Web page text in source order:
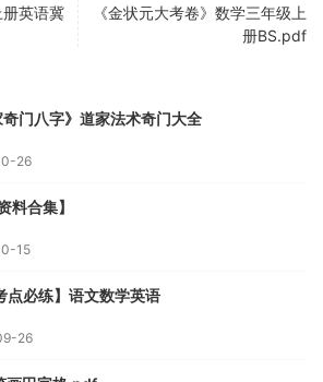
册英语冀
《金状元大考卷》数学三年级上
册BS.pdf
门八字》道家法术奇门大全
26
料合集】
15
点必练】语文数学英语
26